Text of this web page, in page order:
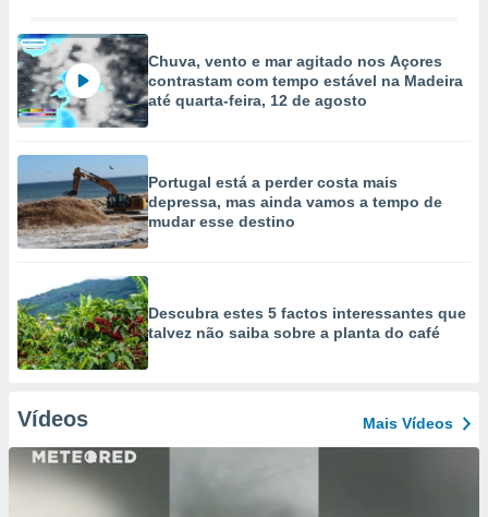
Chuva, vento e mar agitado nos Açores
contrastam com tempo estável na Madeira
até quarta-feira, 12 de agosto
Portugal está a perder costa mais
depressa, mas ainda vamos a tempo de
mudar esse destino
Descubra estes 5 factos interessantes que
talvez não saiba sobre a planta do café
Vídeos Mais Vídeos